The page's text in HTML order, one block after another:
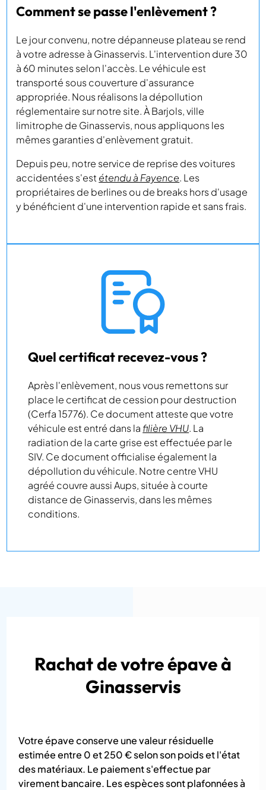
Comment se passe l'enlèvement ?
Le jour convenu, notre dépanneuse plateau se rend
à votre adresse à Ginasservis. L'intervention dure 30
à 60 minutes selon l'accès. Le véhicule est
transporté sous couverture d'assurance
appropriée. Nous réalisons la dépollution
réglementaire sur notre site. À Barjols, ville
limitrophe de Ginasservis, nous appliquons les
mêmes garanties d'enlèvement gratuit.
Depuis peu, notre service de reprise des voitures
accidentées s'est étendu à Fayence. Les
propriétaires de berlines ou de breaks hors d'usage
y bénéficient d'une intervention rapide et sans frais.
Quel certificat recevez-vous ?
Après l'enlèvement, nous vous remettons sur
place le certificat de cession pour destruction
(Cerfa 15776). Ce document atteste que votre
véhicule est entré dans la filière VHU. La
radiation de la carte grise est effectuée par le
SIV. Ce document officialise également la
dépollution du véhicule. Notre centre VHU
agréé couvre aussi Aups, située à courte
distance de Ginasservis, dans les mêmes
conditions.
Rachat de votre épave à
Ginasservis
Votre épave conserve une valeur résiduelle
estimée entre 0 et 250 € selon son poids et l'état
des matériaux. Le paiement s'effectue par
virement bancaire. Les espèces sont plafonnées à